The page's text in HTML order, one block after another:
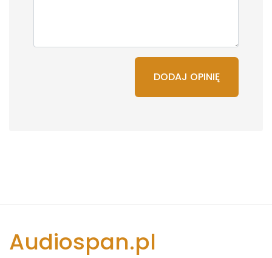
DODAJ OPINIĘ
Audiospan.pl